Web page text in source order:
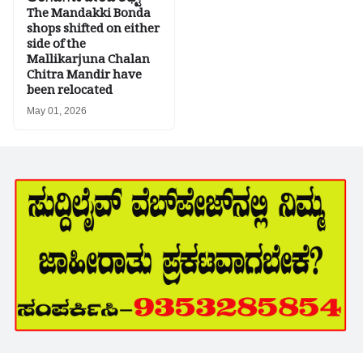
The Mandakki Bonda
shops shifted on either
side of the
Mallikarjuna Chalan
Chitra Mandir have
been relocated
May 01, 2026